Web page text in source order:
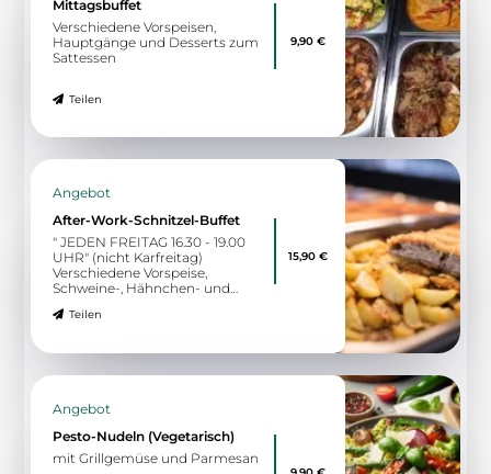
Verschiedene Vorspeisen,
Hauptgänge und Desserts zum
Sattessen
Teilen
9,90 €
Angebot
After-Work-Schnitzel-Buffet
" JEDEN FREITAG 16.30 - 19.00
UHR" (nicht Karfreitag)
Verschiedene Vorspeise,
Schweine-, Hähnchen- und
Soßen, Gemüse und Beilagen,
Teilen
15,90 €
Angebot
Pesto-Nudeln (Vegetarisch)
mit Grillgemüse und Parmesan
9,90 €